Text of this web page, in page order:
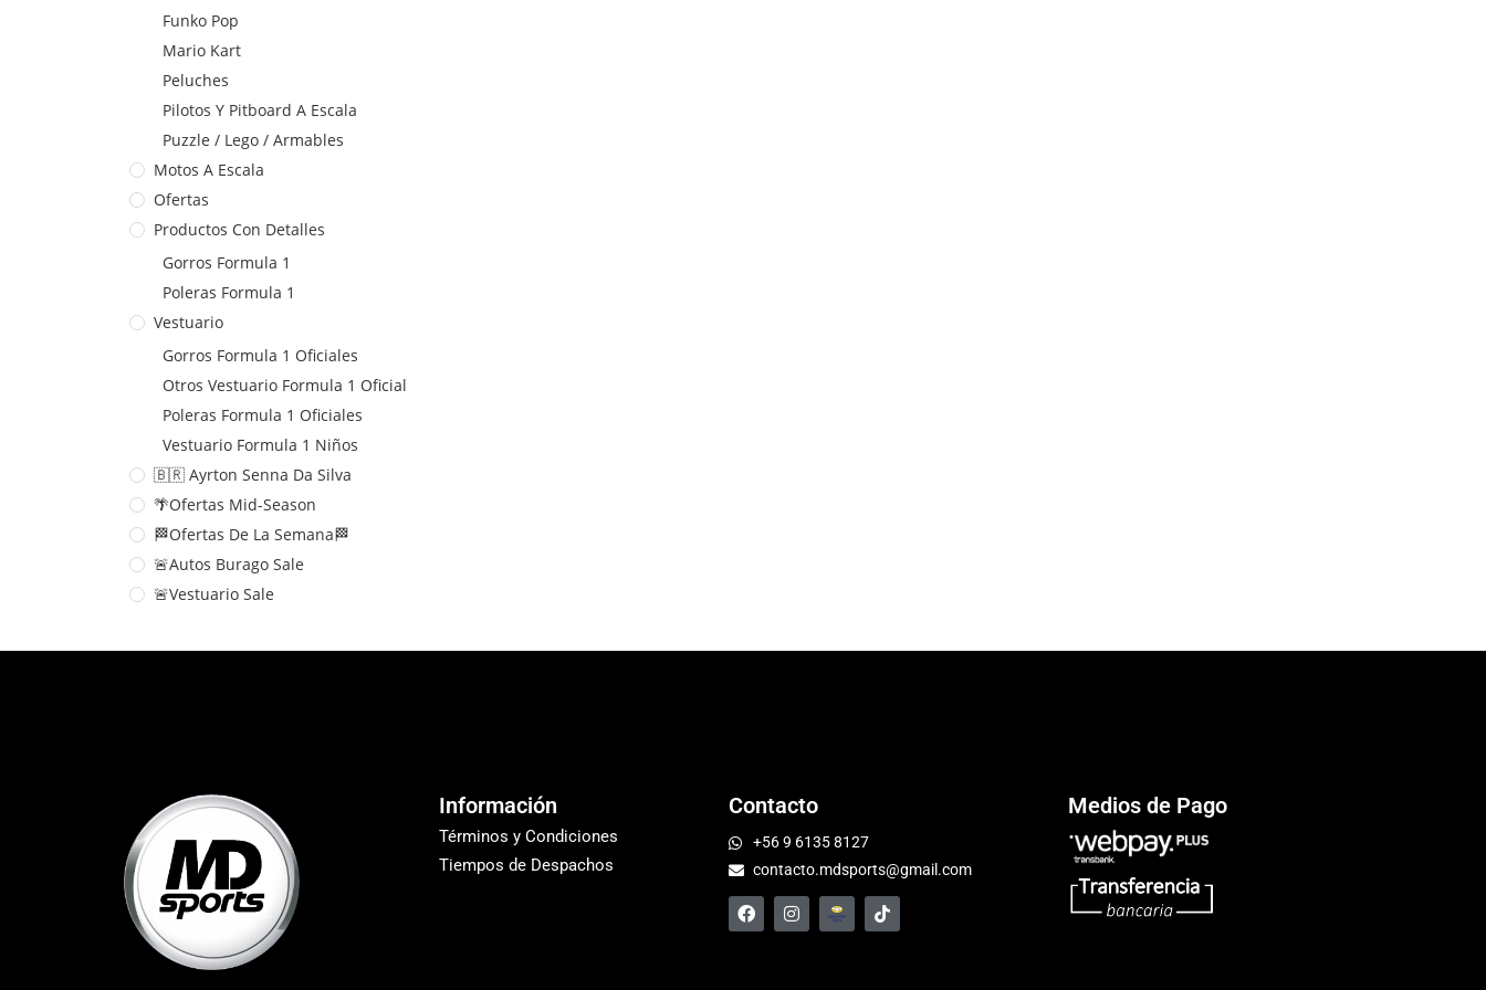
Funko Pop
Mario Kart
Peluches
Pilotos Y Pitboard A Escala
Puzzle / Lego / Armables
Motos A Escala
Ofertas
Productos Con Detalles
Gorros Formula 1
Poleras Formula 1
Vestuario
Gorros Formula 1 Oficiales
Otros Vestuario Formula 1 Oficial
Poleras Formula 1 Oficiales
Vestuario Formula 1 Niños
🇧🇷 Ayrton Senna Da Silva
🌴Ofertas Mid-Season
🏁Ofertas De La Semana🏁
🚨Autos Burago Sale
🚨Vestuario Sale
Información
Términos y Condiciones
Tiempos de Despachos
Contacto
+56 9 6135 8127
contacto.mdsports@gmail.com
Medios de Pago